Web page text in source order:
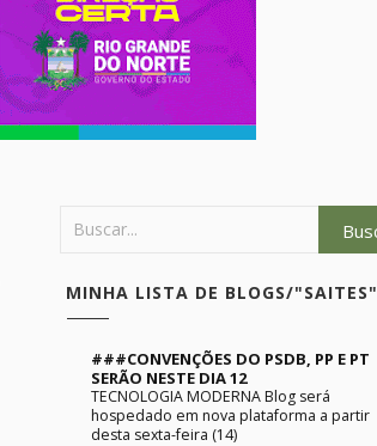
MINHA LISTA DE BLOGS/"SAITES"
###CONVENÇÕES DO PSDB, PP E PT
SERÃO NESTE DIA 12
TECNOLOGIA MODERNA Blog será
hospedado em nova plataforma a partir
desta sexta-feira (14)